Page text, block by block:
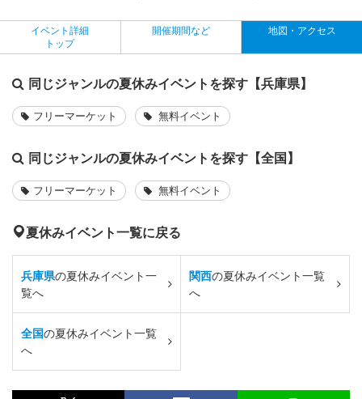
イベント詳細
トップ
開催期間など 地図・アクセス
同じジャンルの夏休みイベントを探す【兵庫県】
フリーマーケット 無料イベント
同じジャンルの夏休みイベントを探す【全国】
フリーマーケット 無料イベント
夏休みイベント一覧に戻る
兵庫県の夏休みイベント一
覧へ
関西の夏休みイベント一覧
へ
全国の夏休みイベント一覧
へ